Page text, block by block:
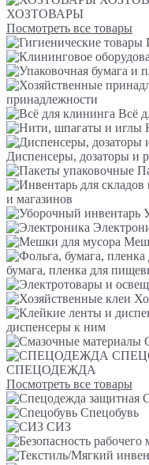
ХОЗТОВАРЫ
Посмотреть все товары
принадлежности
Всё
Диспенсеры, дозаторы и
и магазинов
бумага, пленка для
диспенсеры к ним
СПЕЦОДЕЖДА
Посмотреть все товары
Спецобувь
СИЗ